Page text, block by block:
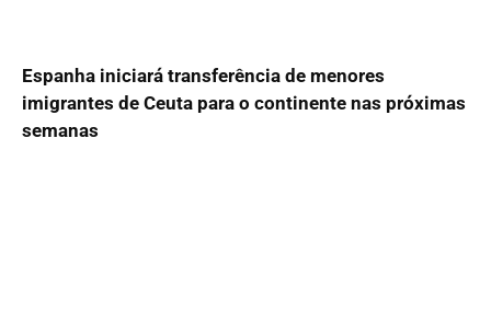
Espanha iniciará transferência de menores
imigrantes de Ceuta para o continente nas próximas
semanas